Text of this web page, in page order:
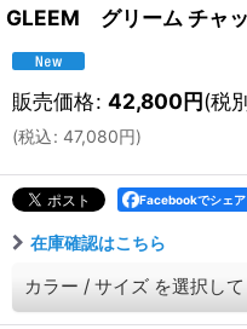
GLEEM グリーム チャ
販売価格: 42,800円(税
(税込: 47,080円)
Facebookでシェア
在庫確認はこちら
カラー / サイズ を選択し